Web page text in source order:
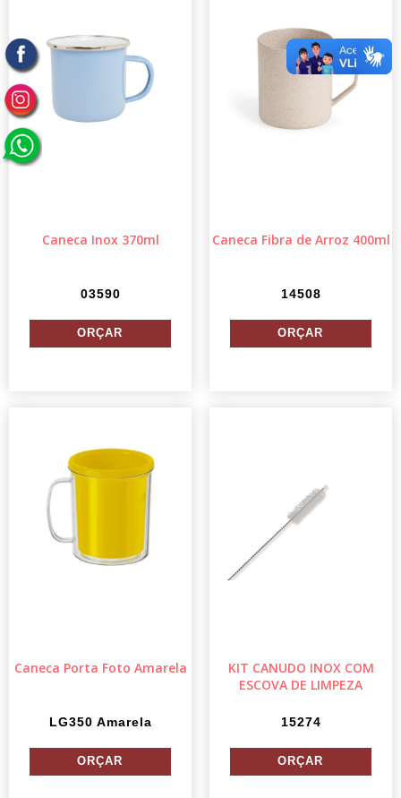
Caneca Inox 370ml
03590
Caneca Fibra de Arroz 400ml
14508
Caneca Porta Foto Amarela
LG350 Amarela
KIT CANUDO INOX COM
ESCOVA DE LIMPEZA
15274